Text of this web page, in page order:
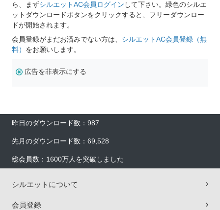
ら、まずシルエットAC会員ログイン して下さい。緑色のシルエ
ットダウンロードボタンをクリックすると、フリーダウンロー
ドが開始されます。
会員登録がまだお済みでない方は、 シルエットAC会員登録（無
料） をお願いします。
広告を非表示にする
昨日のダウンロード数：987
先月のダウンロード数：69,528
総会員数：1600万人を突破しました
シルエットについて
会員登録